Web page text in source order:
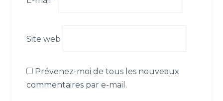
Site web
Prévenez-moi de tous les nouveaux
commentaires par e-mail.